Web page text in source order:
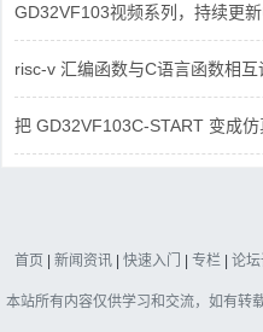
GD32VF103视频系列，持续更新
risc-v 汇编函数与C语言函数相互
把 GD32VF103C-START 变成仿
首页 | 新闻资讯 | 快速入门 | 专栏 | 论
本站所有内容仅供学习和交流，如有转